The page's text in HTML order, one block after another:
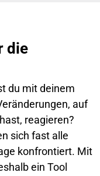
die
du mit deinem
auf
reagieren?
sich fast alle
konfrontiert. Mit
ein Tool